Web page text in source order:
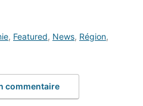
, Featured, News, Région,
commentaire